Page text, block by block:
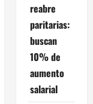
reabre
paritarias:
buscan
10% de
aumento
salarial